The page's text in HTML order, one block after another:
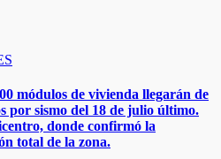
módulos de vivienda llegarán de
por sismo del 18 de julio último.
donde confirmó la
total de la zona.